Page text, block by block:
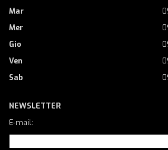
Mar
Mer
Gio
Ven
Sab
NEWSLETTER
E-mail: